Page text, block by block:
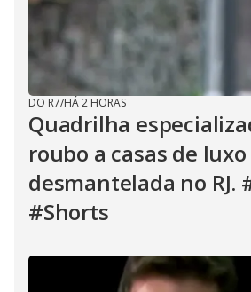
DO R7/HÁ 2 HORAS
Quadrilha
roubo a casas de luxo
desmantelada no RJ.
#Shorts